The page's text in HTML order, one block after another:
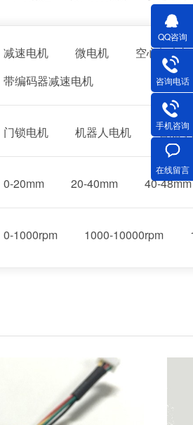
减速电机 微电机
空心杯电机
带编码器减速电机
门锁电机 机器人电机 智能
0-20mm 20-40mm 40-48mm
0-1000rpm 1000-10000rpm
QQ咨询
咨询电话
手机咨询
在线留言